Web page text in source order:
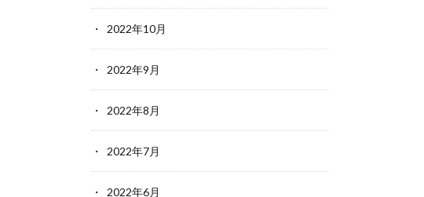
2022年10月
2022年9月
2022年8月
2022年7月
2022年6月